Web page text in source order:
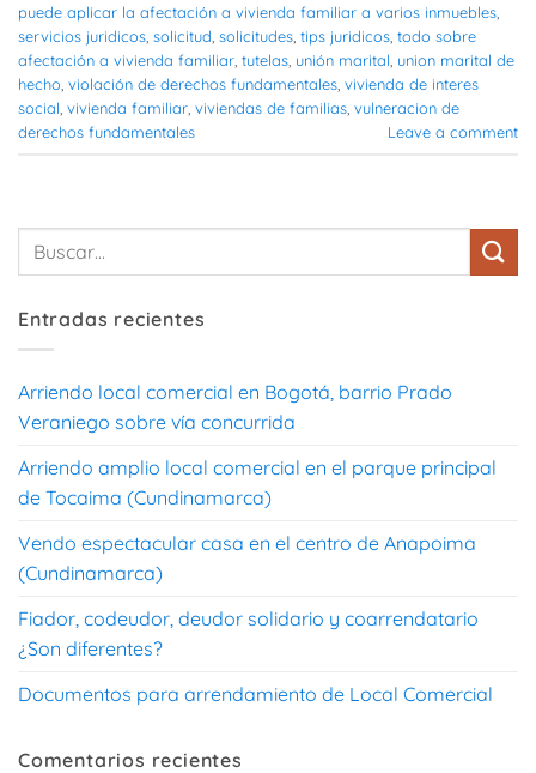
puede aplicar la afectación a vivienda familiar a varios inmuebles,
servicios juridicos, solicitud, solicitudes, tips juridicos, todo sobre
afectación a vivienda familiar, tutelas, unión marital, union marital de
hecho, violación de derechos fundamentales, vivienda de interes
social, vivienda familiar, viviendas de familias, vulneracion de
derechos fundamentales
Leave a comment
Entradas recientes
Arriendo local comercial en Bogotá, barrio Prado
Veraniego sobre vía concurrida
Arriendo amplio local comercial en el parque principal
de Tocaima (Cundinamarca)
Vendo espectacular casa en el centro de Anapoima
(Cundinamarca)
Fiador, codeudor, deudor solidario y coarrendatario
¿Son diferentes?
Documentos para arrendamiento de Local Comercial
Comentarios recientes